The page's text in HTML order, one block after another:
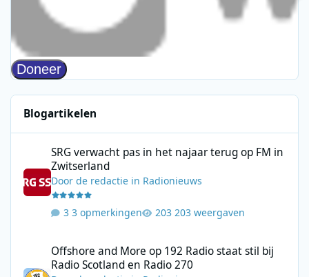
Blogartikelen
SRG verwacht pas in het najaar terug op FM in
Zwitserland
Doorde redactie in Radionieuws
3 opmerkingen 203 weergaven
Offshore and More op 192 Radio staat stil bij
Radio Scotland en Radio 270